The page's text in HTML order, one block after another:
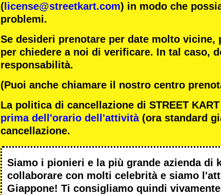
( license@streetkart.com) in modo che
problemi.
Se desideri prenotare per date molto vicine,
per chiedere a noi di verificare. In tal caso,
responsabilità.
(Puoi anche chiamare il nostro centro
La politica di cancellazione di STREET
prima dell'orario dell'attività(ora standard
cancellazione.
Siamo i pionieri e la più grande azienda di
collaborare con molti celebritàe siamo l'
Giappone! Ti consigliamo quindi